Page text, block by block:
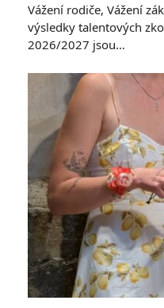
Vážení rodiče, Vážení
výsledky talentových
2026/2027 jsou…